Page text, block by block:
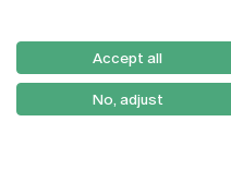
Accept all
No, adjust